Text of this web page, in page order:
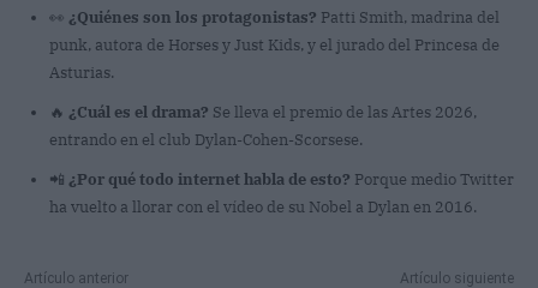
👀 ¿Quiénes son los protagonistas? Patti Smith, madrina del
punk, autora de Horses y Just Kids, y el jurado del Princesa de
Asturias.
🔥 ¿Cuál es el drama? Se lleva el premio de las Artes 2026,
entrando en el club Dylan-Cohen-Scorsese.
📲 ¿Por qué todo internet habla de esto? Porque medio Twitter
ha vuelto a llorar con el vídeo de su Nobel a Dylan en 2016.
Artículo anterior
Artículo siguiente